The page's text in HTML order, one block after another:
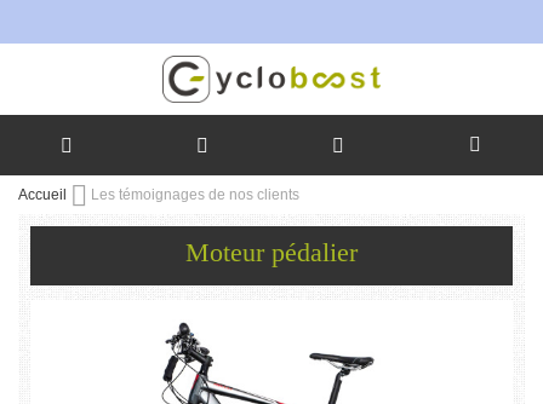
Allez
au
contenu
Accueil Les témoignages de nos clients
Moteur pédalier